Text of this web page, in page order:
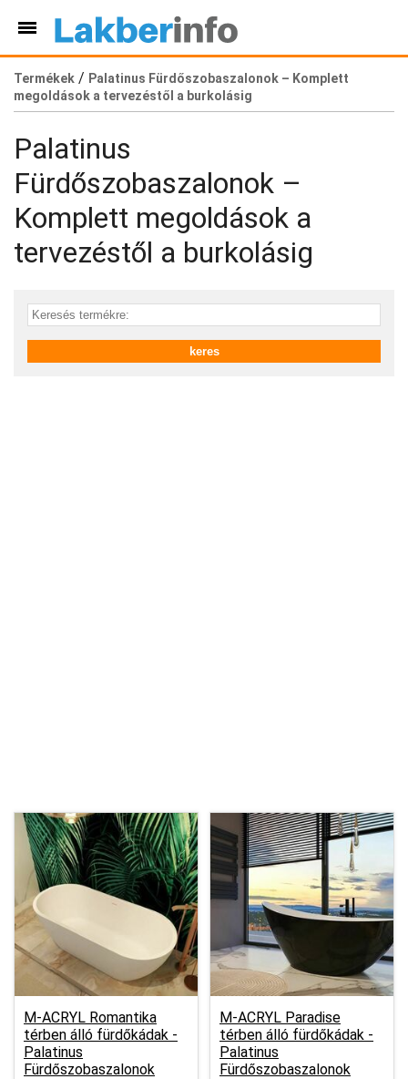
Termékek / Palatinus Fürdőszobaszalonok – Komplett
megoldások a tervezéstől a burkolásig
Palatinus
Fürdőszobaszalonok –
Komplett megoldások a
tervezéstől a burkolásig
M-ACRYL Romantika
térben álló fürdőkádak -
Palatinus
Fürdőszobaszalonok
M-ACRYL Paradise
térben álló fürdőkádak -
Palatinus
Fürdőszobaszalonok